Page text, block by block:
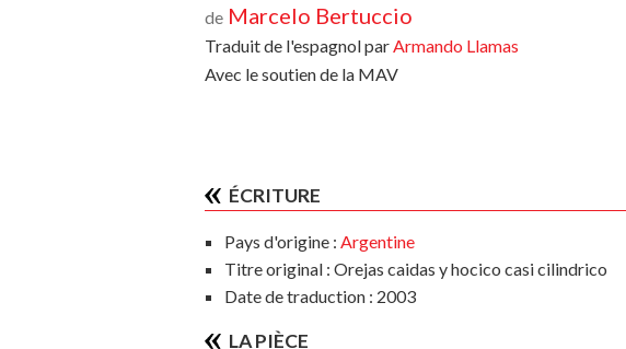
CONSEIL D'ADMINISTRATION
CONTACTS
de Marcelo Bertuccio
Traduit de l'espagnol parArmando Llamas
Avec le soutien de la MAV
ÉCRITURE
Pays d'origine : Argentine
Titre original : Orejas caidas y hocico casi cilindrico
Date de traduction : 2003
LA PIÈCE